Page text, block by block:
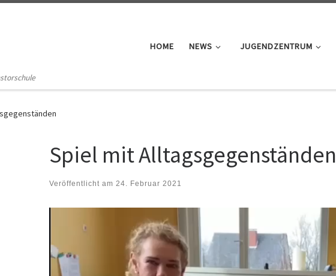
HOME NEWS JUGENDZENTRUM
Spiel mit Alltagsgegenständen
Veröffentlicht am 24. Februar 2021